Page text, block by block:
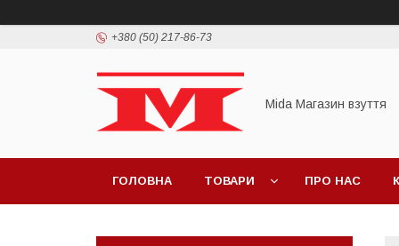
+380 (50) 217-86-73
Mida Магазин взуття
ГОЛОВНА ТОВАРИ ПРО НАС